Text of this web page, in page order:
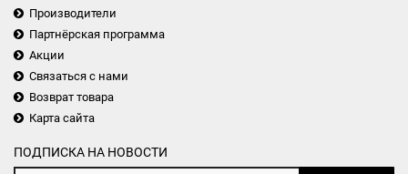
Производители
Партнёрская программа
Акции
Связаться с нами
Возврат товара
Карта сайта
ПОДПИСКА НА НОВОСТИ